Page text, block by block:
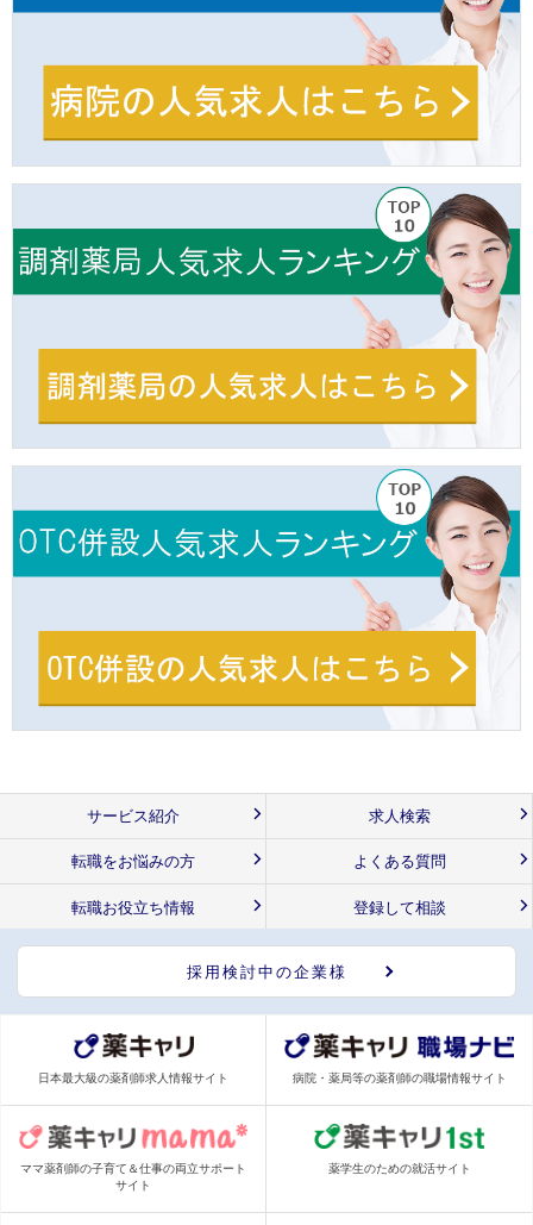
サービス紹介 求人検索
転職をお悩みの方 よくある質問
転職お役立ち情報 登録して相談
採用検討中の企業様
日本最大級の薬剤師求人情報サイト 病院・薬局等の薬剤師の職場情報サイト
ママ薬剤師の子育て＆仕事の両立サポート
サイト
薬学生のための就活サイト